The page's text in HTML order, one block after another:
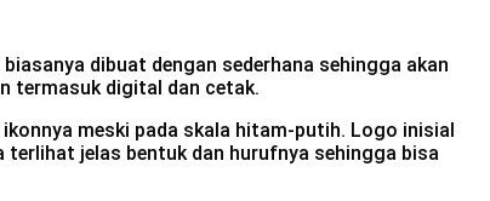
dibuat dengan sederhana sehingga akan
termasuk digital dan cetak.
meski pada skala hitam-putih. Logo inisial
jelas bentuk dan hurufnya sehingga bisa